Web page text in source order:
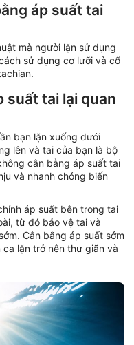
áp suất tai
mà người lặn sử dụng
sử dụng cơ lưỡi và cổ
suất tai lại quan
bạn lặn xuống dưới
lên và tai của bạn là bộ
cân bằng áp suất tai
và nhanh chóng biến
áp suất bên trong tai
từ đó bảo vệ tai và
Cân bằng áp suất sớm
lặn trở nên thư giãn và